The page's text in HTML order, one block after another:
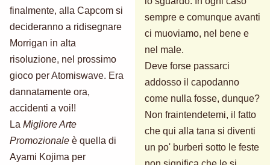
finalmente, alla Capcom si
decideranno a ridisegnare
Morrigan in alta
risoluzione, nel prossimo
gioco per Atomiswave. Era
dannatamente ora,
accidenti a voi!!
La Migliore Arte
Promozionale è quella di
Ayami Kojima per
sempre e comunque avanti
ci muoviamo, nel bene e
nel male.
Deve forse passarci
addosso il capodanno
come nulla fosse, dunque?
Non fraintendetemi, il fatto
che qui alla tana si diventi
un po' burberi sotto le feste